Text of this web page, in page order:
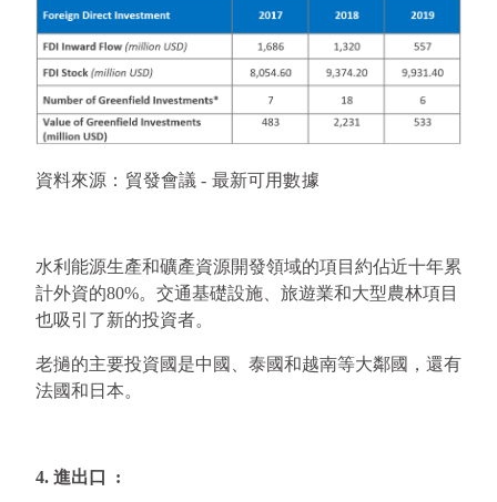
資料來源：貿發會議 - 最新可用數據
水利能源生產和礦產資源開發領域的項目約佔近十年累
計外資的80%。交通基礎設施、旅遊業和大型農林項目
也吸引了新的投資者。
老撾的主要投資國是中國、泰國和越南等大鄰國，還有
法國和日本。
4. 進出口  :